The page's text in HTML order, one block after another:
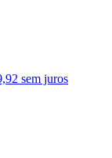
sem juros